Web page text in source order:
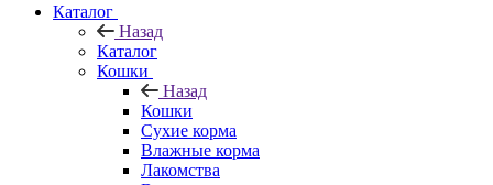
Каталог
Назад
Каталог
Кошки
Назад
Кошки
Сухие корма
Влажные корма
Лакомства